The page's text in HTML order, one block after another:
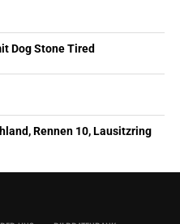
Dog Stone Tired
Rennen 10, Lausitzring